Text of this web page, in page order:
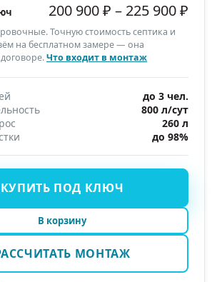
200 900 ₽ – 225 900 ₽
Точную стоимость септика и
на бесплатном замере — она
Что входит в монтаж
до 3 чел.
800 л/сут
260 л
до 98%
КУПИТЬ ПОД КЛЮЧ
В корзину
МОНТАЖ